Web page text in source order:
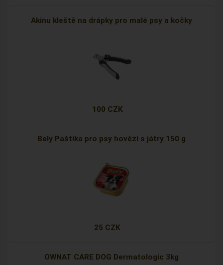
Akinu kleště na drápky pro malé psy a kočky
100 CZK
Bely Paštika pro psy hovězí s játry 150 g
25 CZK
OWNAT CARE DOG Dermatologic 3kg